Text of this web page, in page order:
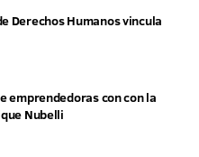
Derechos Humanos vincula
emprendedoras con con la
Nubelli